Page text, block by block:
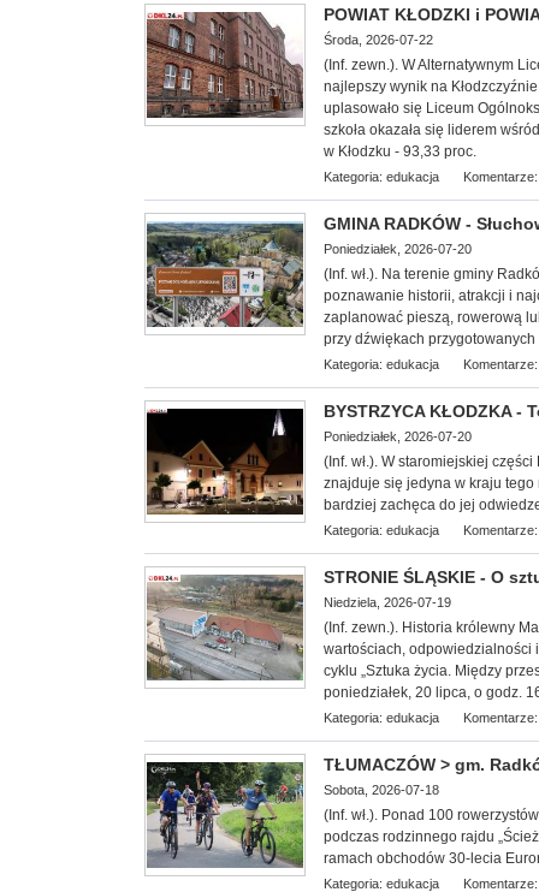
POWIAT KŁODZKI i
Środa, 2026-07-22
(Inf. zewn.). W Alternatywnym
najlepszy wynik na
uplasowało się Liceum
szkoła okazała się liderem
w Kłodzku - 93,33 proc.
Kategoria: edukacja
GMINA RADKÓW -
Poniedziałek, 2026-07-20
(Inf. wł.). Na terenie gminy
poznawanie historii, atrakcji i
zaplanować pieszą, rowerową
przy dźwiękach przygotowanych
Kategoria: edukacja
BYSTRZYCA KŁODZKA -
Poniedziałek, 2026-07-20
(Inf. wł.). W staromiejskiej
znajduje się jedyna w kraju
bardziej zachęca do jej
Kategoria: edukacja
STRONIE ŚLĄSKIE - O
Niedziela, 2026-07-19
(Inf. zewn.). Historia królewny
wartościach, odpowiedzialności
cyklu „Sztuka życia. Między
poniedziałek, 20 lipca, o godz.
Kategoria: edukacja
TŁUMACZÓW > gm.
Sobota, 2026-07-18
(Inf. wł.). Ponad 100
podczas rodzinnego rajdu
ramach obchodów 30-lecia
Kategoria: edukacja